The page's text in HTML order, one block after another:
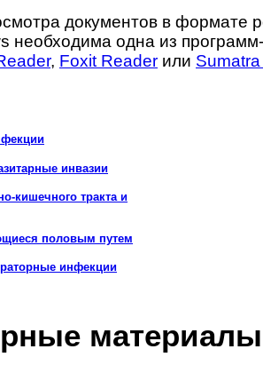
документов в формате
необходима одна из
, Foxit Reader или
инвазии
кишечного тракта и
половым путем
инфекции
материалы